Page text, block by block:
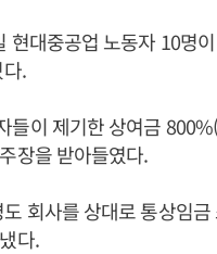
현대중공업 노동자 10명
.
들이 제기한 상여금
장을 받아들였다.
회사를 상대로 통상임
다.